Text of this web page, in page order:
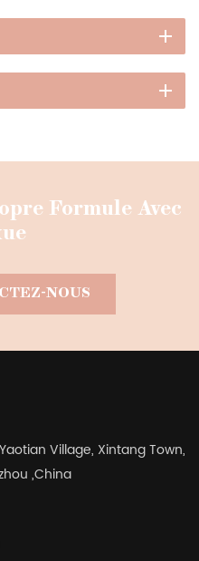
Formule Avec
NOUS
Village, Xintang Town,
,China